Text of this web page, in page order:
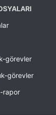
görevler
görevler
rapor